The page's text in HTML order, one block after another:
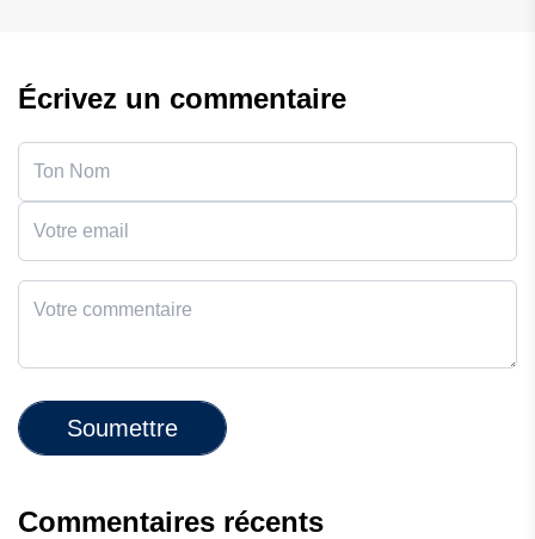
Écrivez un commentaire
Soumettre
Commentaires récents